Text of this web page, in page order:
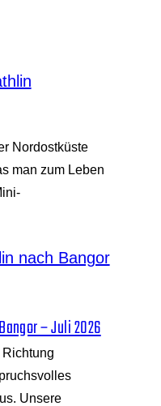
Nordostküste
man zum Leben
– Juli 2026
Unsere